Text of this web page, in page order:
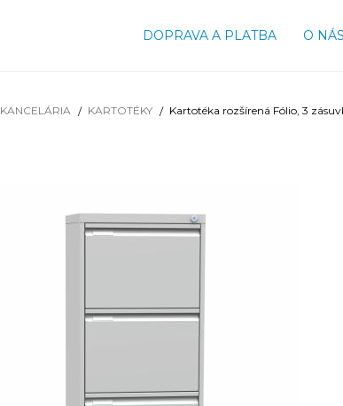
DOPRAVA A PLATBA O NÁS
KANCELÁRIA KARTOTÉKY Kartotéka rozšírená Fólio, 3